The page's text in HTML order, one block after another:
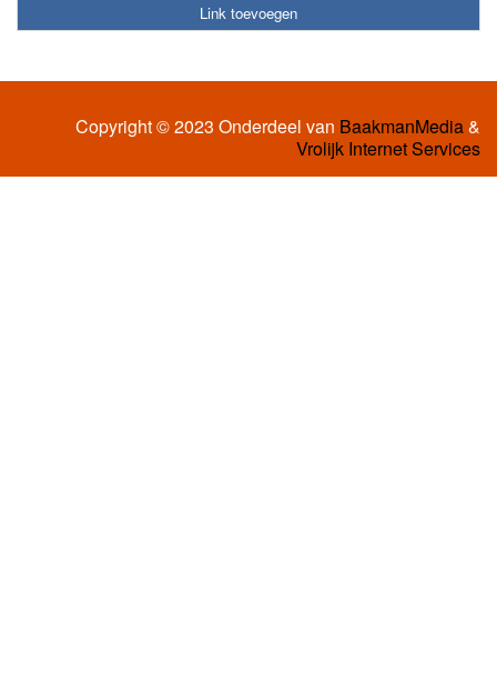
Link toevoegen
Copyright © 2023 Onderdeel van BaakmanMedia&
Vrolijk Internet Services